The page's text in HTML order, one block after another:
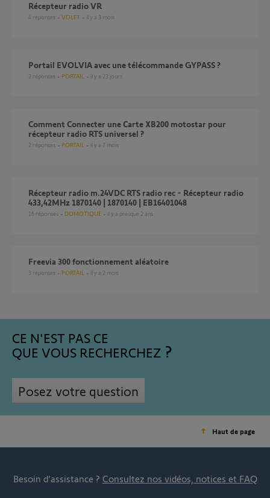
récepteur radio VR
4 réponses VOLET il y a 3 mois
portail EVOLVIA avec une télécommande GYPASS ?
2 réponses PORTAIL il y a 23 jours
Comment Connecter une Carte XB200 motostar pour
récepteur radio RTS universel ?
2 réponses PORTAIL il y a 7 mois
Récepteur radio m.24VDC RTS radio rec - Récepteur radio
433,42MHz 1870140 | 1870140 | EB16401048
16 réponses DOMOTIQUE il y a presque 2 ans
Freevia 300 fonctionnement aléatoire
3 réponses PORTAIL il y a 2 mois
CE N'EST PAS CE
QUE VOUS RECHERCHEZ
Posez votre question
Haut de page
Besoin d’assistance ? Consultez nos vidéos, notices et FAQ